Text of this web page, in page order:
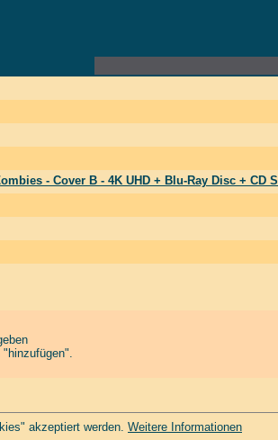
- Cover B - 4K UHD + Blu-Ray Disc + CD
akzeptiert werden. Weitere Informationen